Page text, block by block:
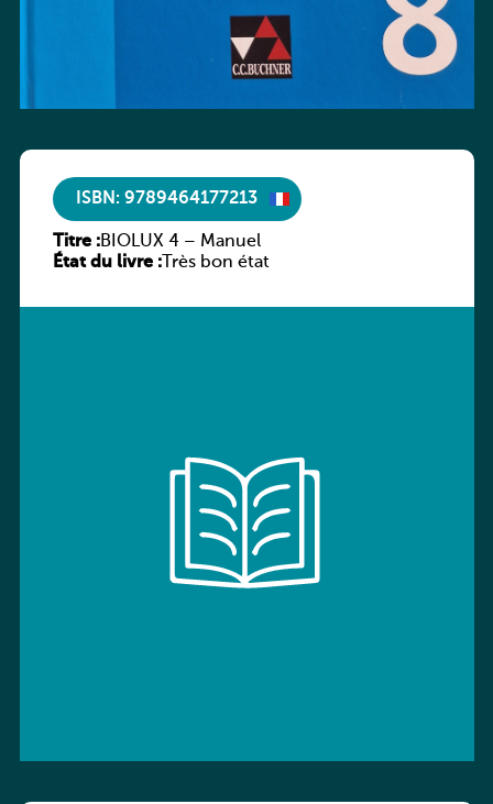
ISBN: 9789464177213
Titre :BIOLUX 4 – Manuel
État du livre :Très bon état